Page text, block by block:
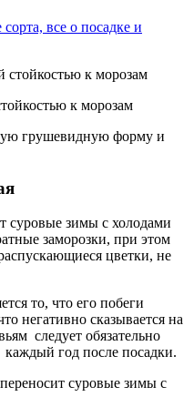
все о посадке и
к морозам
грушевидную форму и
суровые зимы с холодами
заморозки, при этом
цветки, не
то, что его побеги
негативно сказывается на
следует обязательно
год после посадки.